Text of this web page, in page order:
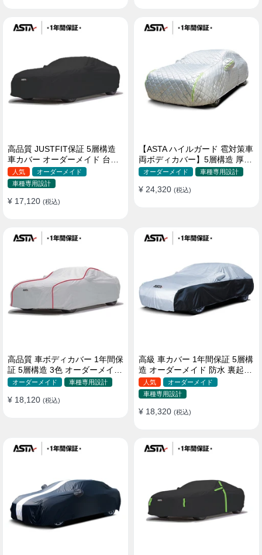
高品質 JUSTFIT保証 5層構造
車カバー オーダーメイド 台風
対策 裏起毛 防水 耐久性 傷保護
人気
オーダーメイド
車種専用設計
¥ 17,120 (税込)
【ASTA ハイルガード 雹対策車
両ボディカバー】5層構造 厚手
オーダーメイド 凍結防止 防雪
ィカバー
オーダーメイド 車種専用設計
¥ 24,320 (税込)
高品質 車ボディカバー 1年間保
証 5層構造 3色 オーダーメイド
裏起毛 防風防水 四季
オーダーメイド 車種専用設計
¥ 18,120 (税込)
高級 車カバー 1年間保証 5層構
造 オーダーメイド 防水 裏起毛
台風対策 黄砂対策 車種専用
人気
オーダーメイド
車種専用設計
¥ 18,320 (税込)